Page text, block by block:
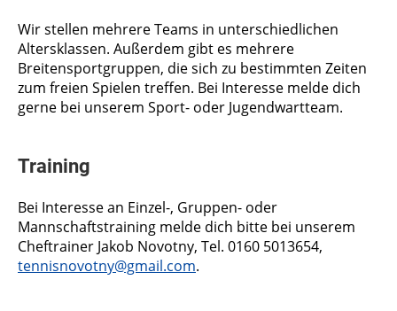
Wir stellen mehrere Teams in unterschiedlichen
Altersklassen. Außerdem gibt es mehrere
Breitensportgruppen, die sich zu bestimmten Zeiten
zum freien Spielen treffen. Bei Interesse melde dich
gerne bei unserem Sport- oder Jugendwartteam.
Training
Bei Interesse an Einzel-, Gruppen- oder
Mannschaftstraining melde dich bitte bei unserem
Cheftrainer Jakob Novotny, Tel. 0160 5013654,
tennisnovotny@gmail.com.